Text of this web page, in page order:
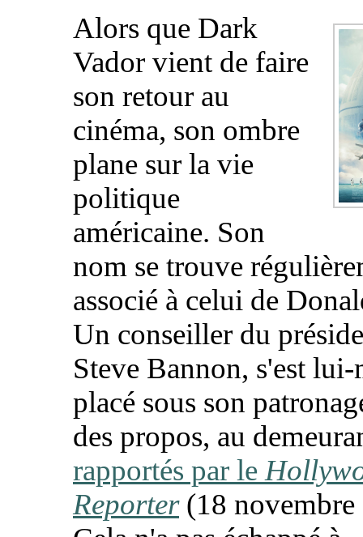
Alors que Dark
Vador vient de faire
son retour au
cinéma, son ombre
plane sur la vie
politique
américaine. Son
nom se trouve
associé à celui de
Un conseiller du
Steve Bannon, s'est lui-
placé sous son
des propos, au
rapportés par le
Reporter(18 novembre